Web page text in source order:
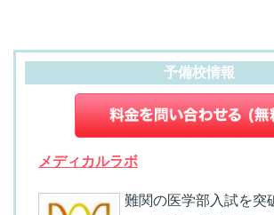
予備校情報
メディカルラボ
難関の医学部入試を突